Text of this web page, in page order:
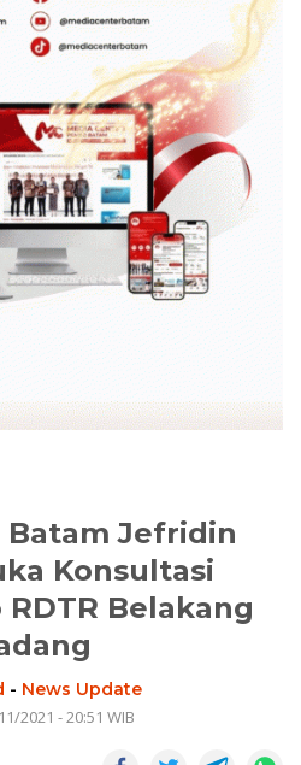
Batam Jefridin
Konsultasi
Belakang
- News Update
2021 - 20:51 WIB